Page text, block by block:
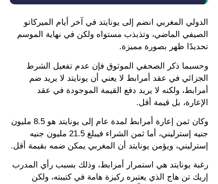
الدولي المغربي انضم إلى يونايتد في آخر أيام الميركاتو
الصيفي الماضي، وتذبذب مستواه ولكن في نهاية الموسم
تحديدًا ظهر بصورة مميزة.
وحسبما ذكر الصحفي الموثوق فإن عدم تفعيل الشرط
الجزائي في عقد أمرابط لا يعني أن يونايتد لا يريد ضم
أمرابط، ولكنه لا يريد دفع القيمة الموجودة في عقد
الإعارة، بل قيمة أقل.
وكان ثمن إعارة أمرابط لمدة عام إلى يونايتد هو 8.5 مليون
جنيه إسترليني، أما ثمن الشراء فيبلغ 21.5 مليون جنيه
إسترليني، ويؤمن يونايتد أن المغربي يمكن ضمه بقيمة أقل.
رغبة يونايتد هي استمرار أمرابط، وذلك بسبب رأي المدرب
إريك تن هاج الذي يعتبره ركيزة هامة في كتيبته، ولكن